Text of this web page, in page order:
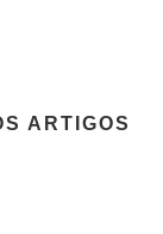
ARTIGOS